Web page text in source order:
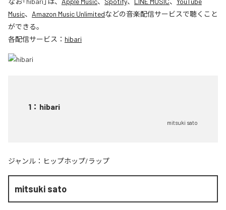
Music、 Amazon Music Unlimitedなどの音楽配信サービスで聴くこと
ができる。
各配信サービス： hibari
1 ： hibari
mitsuki sato
ジャンル： ヒップホップ/ラップ
mitsuki sato